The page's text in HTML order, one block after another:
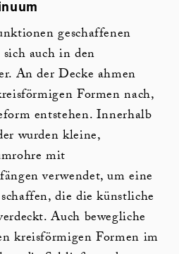
geschaffenen
auch in den
An der Decke ahmen
Formen nach,
entstehen. Innerhalb
wurden kleine,
mit
verwendet, um eine
die die künstliche
Auch bewegliche
kreisförmigen Formen im